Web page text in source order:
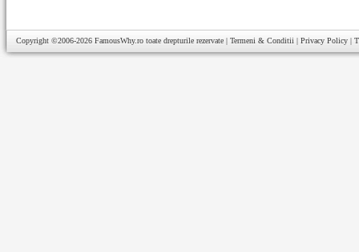
Copyright ©2006-2026 FamousWhy.ro toate drepturile rezervate | Termeni & Conditii | Privacy Policy |